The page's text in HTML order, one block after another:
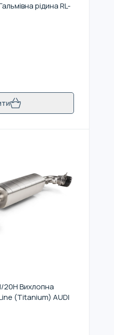
рідина RL-
20H Вихлопна
(Titanium) AUDI